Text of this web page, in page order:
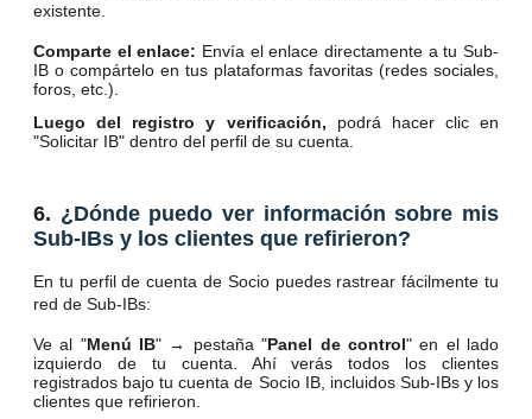
existente.
Comparte el enlace: Envía el enlace directamente a tu Sub-
IB o compártelo en tus plataformas favoritas (redes sociales,
foros, etc.).
Luego del registro y verificación, podrá hacer clic en
"Solicitar IB" dentro del perfil de su cuenta.
6. ¿Dónde puedo ver información sobre mis
Sub-IBs y los clientes que refirieron?
En tu perfil de cuenta de Socio puedes rastrear fácilmente tu
red de Sub-IBs:
Ve al "Menú IB" → pestaña "Panel de control" en el lado
izquierdo de tu cuenta. Ahí verás todos los clientes
registrados bajo tu cuenta de Socio IB, incluidos Sub-IBs y los
clientes que refirieron.